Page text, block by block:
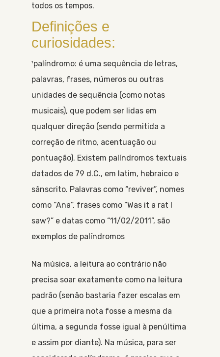
todos os tempos.
Definições e
curiosidades:
1 palíndromo: é uma sequência de letras,
palavras, frases, números ou outras
unidades de sequência (como notas
musicais), que podem ser lidas em
qualquer direção (sendo permitida a
correção de ritmo, acentuação ou
pontuação). Existem palíndromos textuais
datados de 79 d.C., em latim, hebraico e
sânscrito. Palavras como “reviver”, nomes
como “Ana”, frases como “Was it a rat I
saw?” e datas como “11/02/2011”, são
exemplos de palíndromos
Na música, a leitura ao contrário não
precisa soar exatamente como na leitura
padrão (senão bastaria fazer escalas em
que a primeira nota fosse a mesma da
última, a segunda fosse igual à penúltima
e assim por diante). Na música, para ser